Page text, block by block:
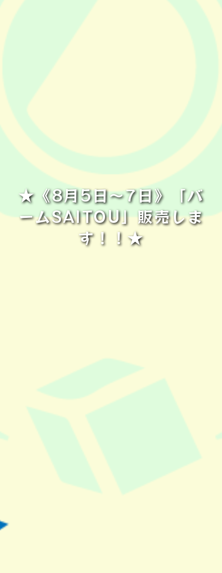
★《8月5日～7日》「バ
ームSAITOU」販売しま
す！！★